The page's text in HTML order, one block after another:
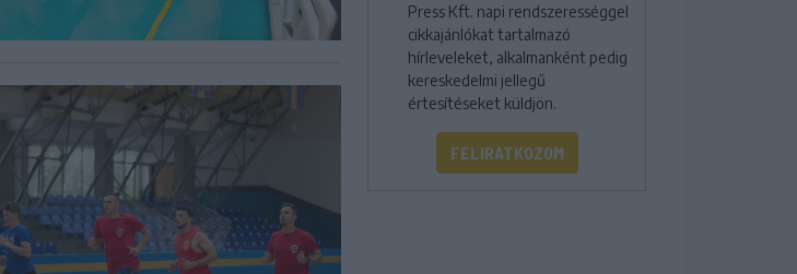
Press Kft. napi rendszerességgel
cikkajánlókat tartalmazó
hírleveleket, alkalmanként pedig
kereskedelmi jellegű
értesítéseket küldjön.
FELIRATKOZOM